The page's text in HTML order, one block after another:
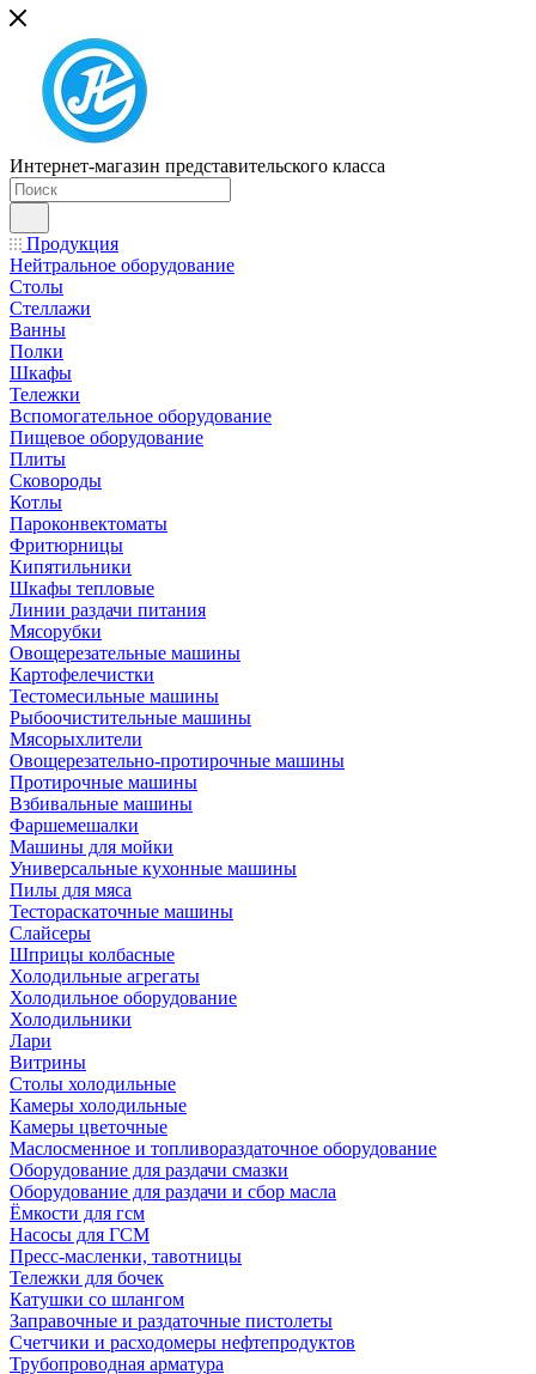
Интернет-магазин представительского класса
Продукция
Нейтральное оборудование
Столы
Стеллажи
Ванны
Полки
Шкафы
Тележки
Вспомогательное оборудование
Пищевое оборудование
Плиты
Сковороды
Котлы
Пароконвектоматы
Фритюрницы
Кипятильники
Шкафы тепловые
Линии раздачи питания
Мясорубки
Овощерезательные машины
Картофелечистки
Тестомесильные машины
Рыбоочистительные машины
Мясорыхлители
Овощерезательно-протирочные машины
Протирочные машины
Взбивальные машины
Фаршемешалки
Машины для мойки
Универсальные кухонные машины
Пилы для мяса
Тестораскаточные машины
Слайсеры
Шприцы колбасные
Холодильные агрегаты
Холодильное оборудование
Холодильники
Лари
Витрины
Столы холодильные
Камеры холодильные
Камеры цветочные
Маслосменное и топливораздаточное оборудование
Оборудование для раздачи смазки
Оборудование для раздачи и сбор масла
Ёмкости для гсм
Насосы для ГСМ
Пресс-масленки, тавотницы
Тележки для бочек
Катушки со шлангом
Заправочные и раздаточные пистолеты
Счетчики и расходомеры нефтепродуктов
Трубопроводная арматура